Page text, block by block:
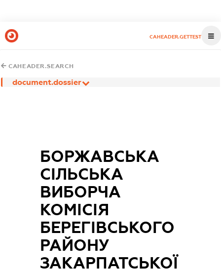
CAHEADER.GETTEST
CAHEADER.SEARCH
document.dossier
БОРЖАВСЬКА
СІЛЬСЬКА
ВИБОРЧА
КОМІСІЯ
БЕРЕГІВСЬКОГО
РАЙОНУ
ЗАКАРПАТСЬКОЇ